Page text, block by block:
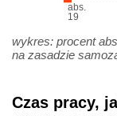
abs.
19
wykres: procent
na zasadzie
Czas pracy,